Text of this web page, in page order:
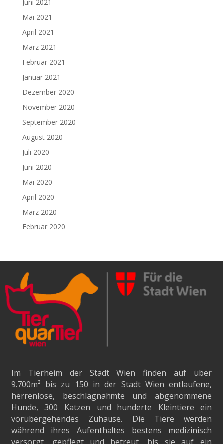
Juni 2021
Mai 2021
April 2021
März 2021
Februar 2021
Januar 2021
Dezember 2020
November 2020
September 2020
August 2020
Juli 2020
Juni 2020
Mai 2020
April 2020
März 2020
Februar 2020
Im Tierheim der Stadt Wien finden auf über
9.700m² bis zu 150 in der Stadt Wien entlaufene,
herrenlose, beschlagnahmte und abgenommene
Hunde, 300 Katzen und hunderte Kleintiere ein
vorübergehendes Zuhause. Die Tiere werden
während ihres Aufenthaltes bestens medizinisch
versorgt, gepflegt und betreut, bis sie auf ein